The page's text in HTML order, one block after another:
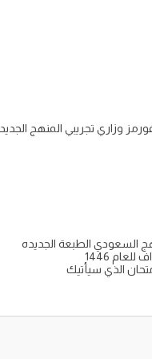
تجريبي المنهج الجديد 2025
السعودي الطبعة الجديده
1446
الذي سيأتيك